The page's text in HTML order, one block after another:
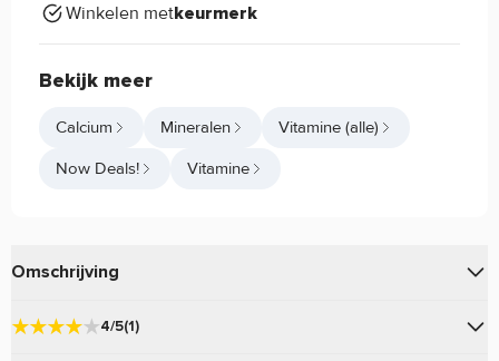
Winkelen metkeurmerk
Bekijk meer
Calcium Mineralen Vitamine (alle)
Now Deals! Vitamine
Omschrijving
Calcium Carbonate Powder van Now Foods bevat een hoge
4/5(1)